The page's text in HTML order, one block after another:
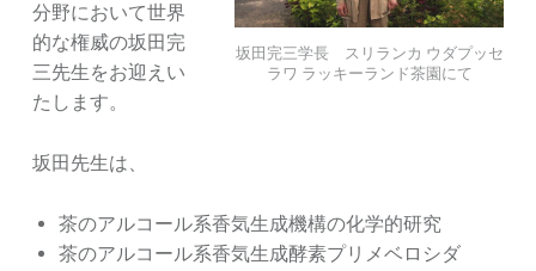
坂田完三学長 スリランカ ウダプッセ
ラワ ラッキーランド茶園にて
分野において世界
的な権威の坂田完
三先生をお迎えい
たします。
坂田先生は、
茶のアルコール系香気生成機構の化学的研究
茶のアルコール系香気生成酵素プリメベロシダ